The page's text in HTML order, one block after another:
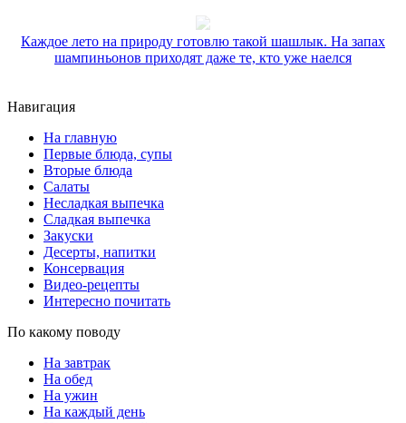
Каждое лето на природу готовлю такой шашлык. На запах
шампиньонов приходят даже те, кто уже наелся
Навигация
На главную
Первые блюда, супы
Вторые блюда
Салаты
Несладкая выпечка
Сладкая выпечка
Закуски
Десерты, напитки
Консервация
Видео-рецепты
Интересно почитать
По какому поводу
На завтрак
На обед
На ужин
На каждый день